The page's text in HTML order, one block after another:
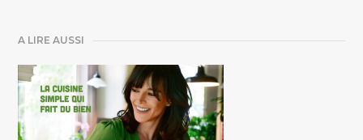
A LIRE AUSSI